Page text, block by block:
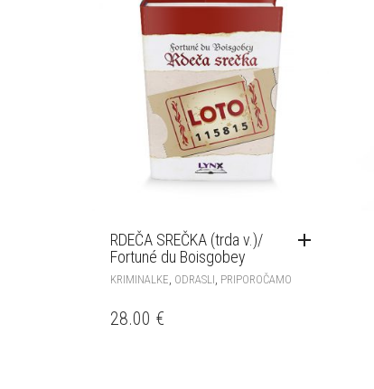
RDEČA SREČKA (trda v.)/
Fortuné du Boisgobey
KRIMINALKE ODRASLI PRIPOROČAMO
28.00 €